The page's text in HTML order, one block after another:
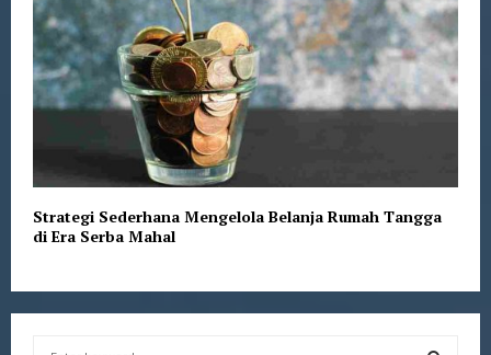
Strategi Sederhana Mengelola Belanja Rumah Tangga
di Era Serba Mahal